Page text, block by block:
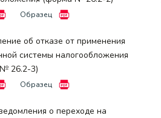
Образец
об отказе от применения
системы налогообложения
26.2-3)
Образец
о переходе на